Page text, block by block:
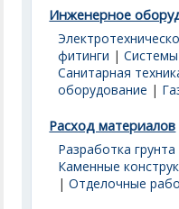
Инженерное
фитинги |
Санитарная
оборудование |
Расход материалов
Разработка грунта
Каменные
|Отделочные